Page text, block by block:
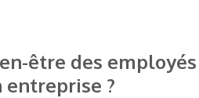
être des
?